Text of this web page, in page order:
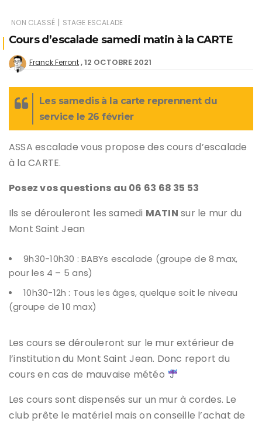
NON CLASSÉ | STAGE ESCALADE
Cours d’escalade samedi matin à la CARTE
Franck Ferront 12 OCTOBRE 2021
Les samedis à la carte reprennent du
service le 26 février
ASSA escalade vous propose des cours d’escalade
à la CARTE.
Posez vos questions au 06 63 68 35 53
Ils se dérouleront les samedi MATIN sur le mur du
Mont Saint Jean
9h30-10h30 : BABYs escalade (groupe de 8 max,
pour les 4 – 5 ans)
10h30-12h : Tous les âges, quelque soit le niveau
(groupe de 10 max)
Les cours se dérouleront sur le mur extérieur de
l’institution du Mont Saint Jean. Donc report du
cours en cas de mauvaise météo
Les cours sont dispensés sur un mur à cordes. Le
club prête le matériel mais on conseille l’achat de